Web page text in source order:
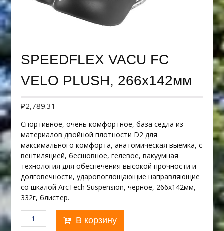
SPEEDFLEX VACU FC
VELO PLUSH, 266х142мм
₽2,789.31
Спортивное, очень комфортное, база седла из
материалов двойной плотности D2 для
максимального комфорта, анатомическая выемка, с
вентиляцией, бесшовное, гелевое, вакуумная
технология для обеспечения высокой прочности и
долговечности, ударопоглощающие направляющие
со шкалой ArcTech Suspension, черное, 266х142мм,
332г, блистер.
Количество
товара
В корзину